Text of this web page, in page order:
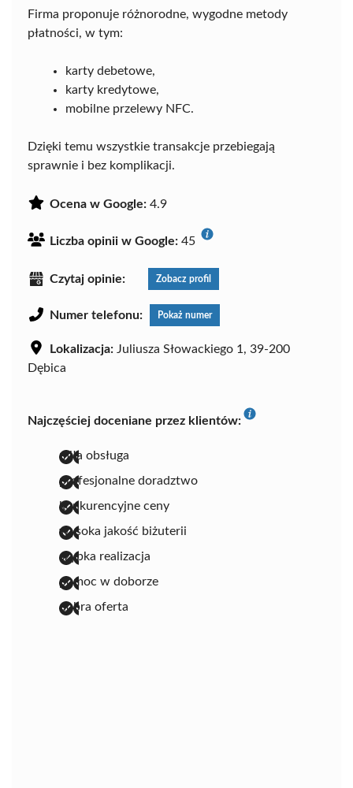
Firma proponuje różnorodne, wygodne metody
płatności, w tym:
karty debetowe,
karty kredytowe,
mobilne przelewy NFC.
Dzięki temu wszystkie transakcje przebiegają
sprawnie i bez komplikacji.
Ocena w Google: 4.9
Liczba opinii w Google: 45
Czytaj opinie: Zobacz profil
Numer telefonu: Pokaż numer
Lokalizacja: Juliusza Słowackiego 1, 39-200
Dębica
Najczęściej doceniane przez klientów:
miła obsługa
profesjonalne doradztwo
konkurencyjne ceny
wysoka jakość biżuterii
szybka realizacja
pomoc w doborze
dobra oferta